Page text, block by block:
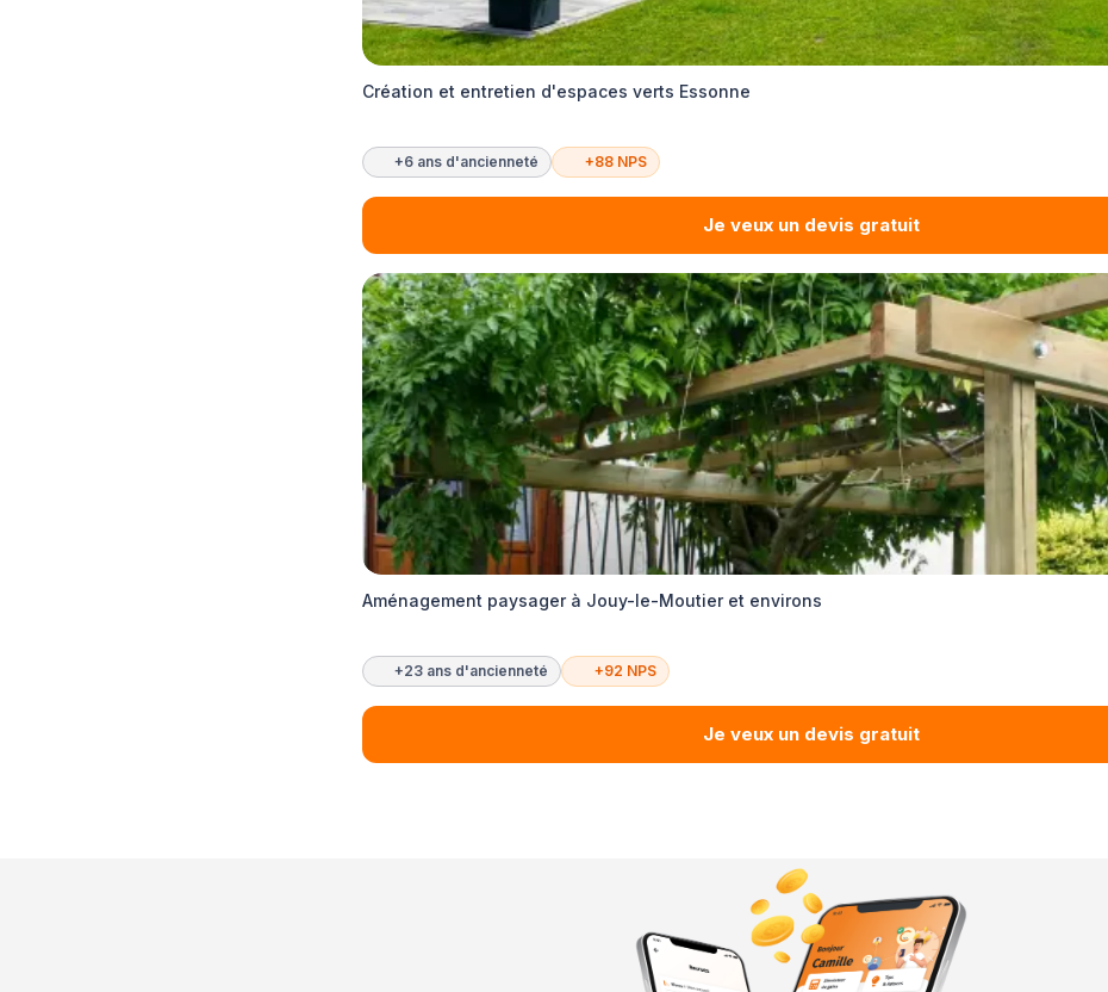
Création et entretien d'espaces verts Essonne
+6 ans d'ancienneté +88 NPS
Je veux un devis gratuit
Aménagement paysager à Jouy-le-Moutier et environs
+23 ans d'ancienneté +92 NPS
Je veux un devis gratuit